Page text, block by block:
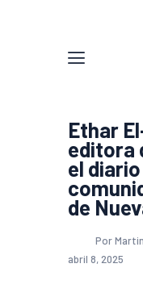
Ethar
editora
el
de
Por
abril 8, 2025